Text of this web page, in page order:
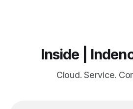
Inside |
Cloud. Service.